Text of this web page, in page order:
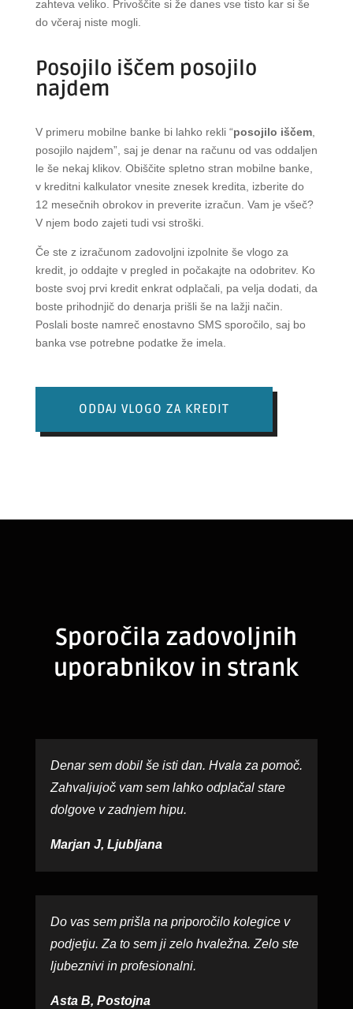
zahteva veliko. Privoščite si že danes vse tisto kar si še
do včeraj niste mogli.
Posojilo iščem posojilo
najdem
V primeru mobilne banke bi lahko rekli “posojilo iščem,
posojilo najdem”, saj je denar na računu od vas oddaljen
le še nekaj klikov. Obiščite spletno stran mobilne banke,
v kreditni kalkulator vnesite znesek kredita, izberite do
12 mesečnih obrokov in preverite izračun. Vam je všeč?
V njem bodo zajeti tudi vsi stroški.
Če ste z izračunom zadovoljni izpolnite še vlogo za
kredit, jo oddajte v pregled in počakajte na odobritev. Ko
boste svoj prvi kredit enkrat odplačali, pa velja dodati, da
boste prihodnjič do denarja prišli še na lažji način.
Poslali boste namreč enostavno SMS sporočilo, saj bo
banka vse potrebne podatke že imela.
ODDAJ VLOGO ZA KREDIT
Sporočila zadovoljnih
uporabnikov in strank
Denar sem dobil še isti dan. Hvala za pomoč.
Zahvaljujoč vam sem lahko odplačal stare
dolgove v zadnjem hipu.
Marjan J, Ljubljana
Do vas sem prišla na priporočilo kolegice v
podjetju. Za to sem ji zelo hvaležna. Zelo ste
ljubeznivi in profesionalni.
Asta B, Postojna